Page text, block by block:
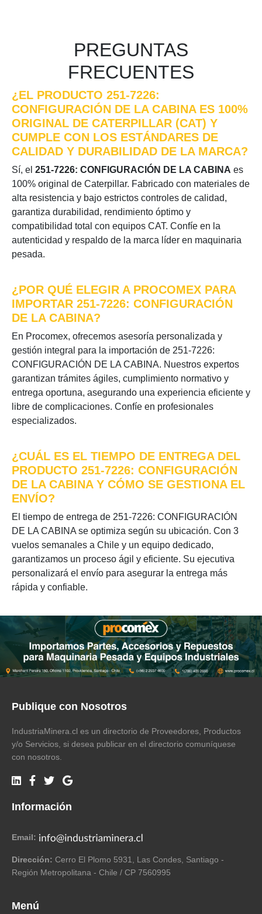
PREGUNTAS
FRECUENTES
¿EL PRODUCTO 251-7226:
CONFIGURACIÓN DE LA CABINA ES 100%
ORIGINAL DE CATERPILLAR (CAT) Y
CUMPLE CON LOS ESTÁNDARES DE
CALIDAD Y DURABILIDAD DE LA MARCA?
Sí, el 251-7226: CONFIGURACIÓN DE LA CABINA es
100% original de Caterpillar. Fabricado con materiales de
alta resistencia y bajo estrictos controles de calidad,
garantiza durabilidad, rendimiento óptimo y
compatibilidad total con equipos CAT. Confíe en la
autenticidad y respaldo de la marca líder en maquinaria
pesada.
¿POR QUÉ ELEGIR A PROCOMEX PARA
IMPORTAR 251-7226: CONFIGURACIÓN
DE LA CABINA?
En Procomex, ofrecemos asesoría personalizada y
gestión integral para la importación de 251-7226:
CONFIGURACIÓN DE LA CABINA. Nuestros expertos
garantizan trámites ágiles, cumplimiento normativo y
entrega oportuna, asegurando una experiencia eficiente y
libre de complicaciones. Confíe en profesionales
especializados.
¿CUÁL ES EL TIEMPO DE ENTREGA DEL
PRODUCTO 251-7226: CONFIGURACIÓN
DE LA CABINA Y CÓMO SE GESTIONA EL
ENVÍO?
El tiempo de entrega de 251-7226: CONFIGURACIÓN
DE LA CABINA se optimiza según su ubicación. Con 3
vuelos semanales a Chile y un equipo dedicado,
garantizamos un proceso ágil y eficiente. Su ejecutiva
personalizará el envío para asegurar la entrega más
rápida y confiable.
Publique con Nosotros
IndustriaMinera.cl es un directorio de Proveedores, Productos
y/o Servicios, si desea publicar en el directorio comuníquese
con nosotros.
Información
Email:
Dirección: Cerro El Plomo 5931, Las Condes, Santiago -
Región Metropolitana - Chile / CP 7560995
Menú